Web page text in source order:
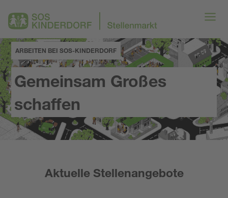
ARBEITEN BEI SOS-KINDERDORF
Gemeinsam Großes
schaffen
Aktuelle Stellenangebote